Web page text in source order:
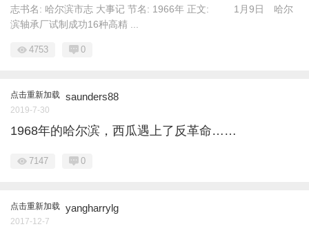
志书名: 哈尔滨市志 大事记 节名: 1966年 正文: 1月9日 哈尔
滨轴承厂试制成功16种高精 ...
4753 0
点击重新加载 saunders88
2019-7-30
1968年的哈尔滨，西瓜遇上了反革命……
7147 0
点击重新加载 yangharrylg
2017-12-7